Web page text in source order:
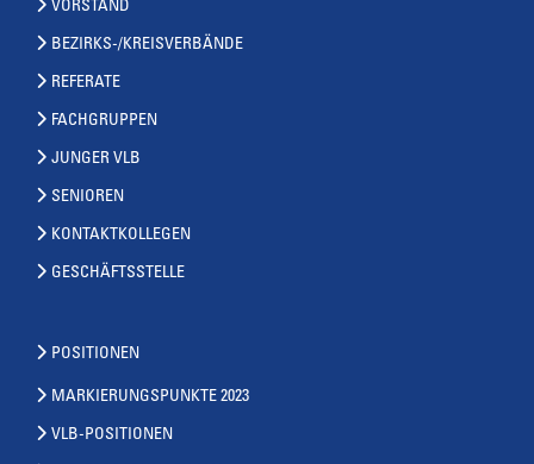
VORSTAND
BEZIRKS-/KREISVERBÄNDE
REFERATE
FACHGRUPPEN
JUNGER VLB
SENIOREN
KONTAKTKOLLEGEN
GESCHÄFTSSTELLE
POSITIONEN
MARKIERUNGSPUNKTE 2023
VLB-POSITIONEN